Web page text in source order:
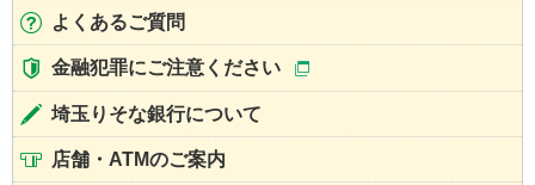
よくあるご質問
金融犯罪にご注意ください
埼玉りそな銀行について
店舗・ATMのご案内